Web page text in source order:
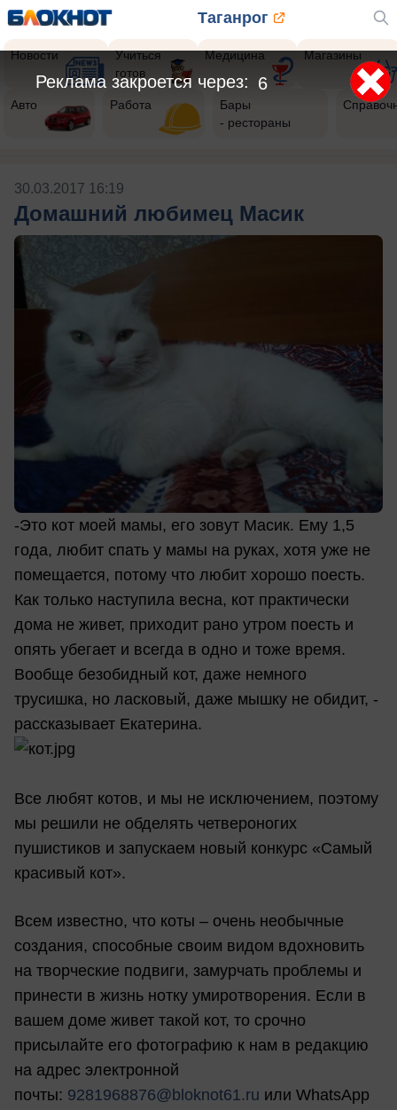
Таганрог
Новости
Учиться
готов
Медицина Магазины
Авто Работа
Бары
- рестораны
30.03.2017 16:19
Домашний любимец Масик
-Это кот моей мамы, его зовут Масик. Ему 1,5
года, любит спать у мамы на руках, хотя уже не
помещается, потому что любит хорошо поесть.
Как только наступила весна, кот практически
дома не живет, приходит рано утром поесть и
опять убегает и всегда в одно и тоже время.
Вообще безобидный кот, даже немного
трусишка, но ласковый, даже мышку не обидит, -
рассказывает Екатерина.
Все любят котов, и мы не исключением, поэтому
мы решили не обделять четвероногих
пушистиков и запускаем новый конкурс «Самый
красивый кот».
Всем известно, что коты – очень необычные
создания, способные своим видом вдохновить
на творческие подвиги, замурчать проблемы и
принести в жизнь нотку умиротворения. Если в
вашем доме живет такой кот, то срочно
присылайте его фотографию к нам в редакцию
на адрес электронной
почты: 9281968876@bloknot61.ru или WhatsApp
6
Реклама закроется через: